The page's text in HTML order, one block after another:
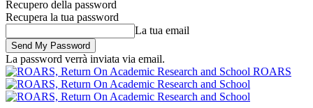
Recupero della password
Recupera la tua password
La tua email
La password verrà inviata via email.
ROARS